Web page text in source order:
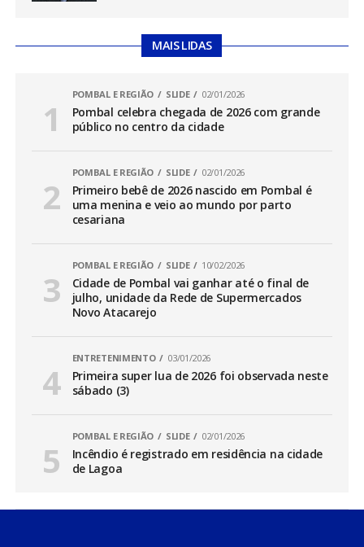
MAIS LIDAS
POMBAL E REGIÃO SLIDE 02/01/2026
Pombal celebra chegada de 2026 com grande
público no centro da cidade
POMBAL E REGIÃO SLIDE 02/01/2026
Primeiro bebê de 2026 nascido em Pombal é
uma menina e veio ao mundo por parto
cesariana
POMBAL E REGIÃO SLIDE 10/02/2026
Cidade de Pombal vai ganhar até o final de
julho, unidade da Rede de Supermercados
Novo Atacarejo
ENTRETENIMENTO 03/01/2026
Primeira super lua de 2026 foi observada neste
sábado (3)
POMBAL E REGIÃO SLIDE 02/01/2026
Incêndio é registrado em residência na cidade
de Lagoa